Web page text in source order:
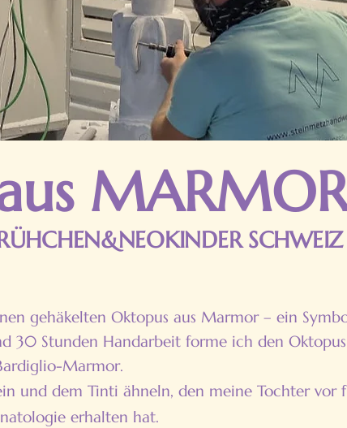
SCHWEIZ
gehäkelten Oktopus aus Marmor – ein
30 Stunden Handarbeit forme ich den
Marmor.
und dem Tinti ähneln, den meine Tochter vor
erhalten hat.